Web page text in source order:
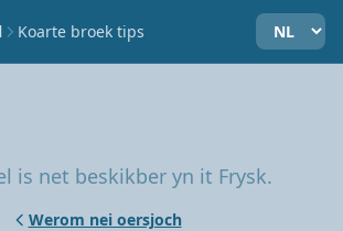
Koarte broek tips
is net beskikber yn it Frysk.
Werom nei oersjoch